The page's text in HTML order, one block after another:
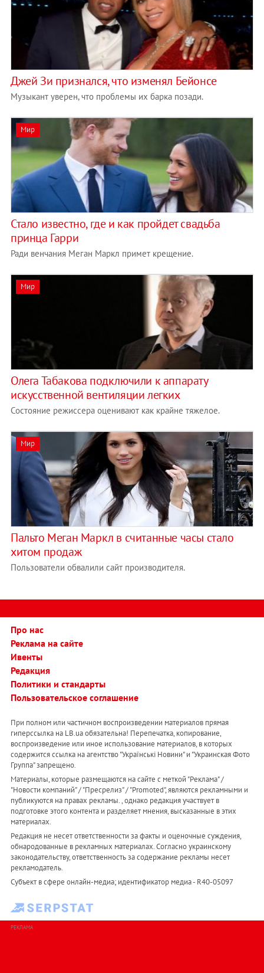
Джей Зи признался, что изменял Бейонсе
Музыкант уверен, что проблемы их барка позади.
Мир
Стало известно, где и как пройдет свадьба
принца Гарри
Ради венчания Меган Маркл примет крещение.
Мир
Олега Табакова подключили к аппарату
искусственной вентиляции легких
Состояние режиссера оценивают как крайне тяжелое.
Мир
Пальто Меган Маркл в считанные часы стало
хитом продаж
Пользователи обвалили сайт производителя.
Про нас
Реклама на сайте
Ивенты
Редакция
Политики и стандарты
Пользовательское соглашение
При полном или частичном воспроизведении материалов прямая
гиперссылка на LB.ua обязательна! Перепечатка, копирование,
воспроизведение или иное использование материалов, в которых
содержится ссылка на агентство "Українськi Новини" и "Украинская Фото
Группа" запрещено.
Материалы, которые размещаются на сайте с меткой "Реклама" /
"Новости компаний" / "Пресрелиз" / "Promoted", являются рекламными и
публикуются на правах рекламы. , однако редакция участвует в
подготовке этого контента и разделяет мнения, высказанные в этих
материалах.
Редакция не несет ответственности за факты и оценочные суждения,
обнародованные в рекламных материалах. Согласно украинскому
законодательству, ответственность за содержание рекламы несет
рекламодатель.
Субъект в сфере онлайн-медиа; идентификатор медиа - R40-05097
РЕКЛАМА